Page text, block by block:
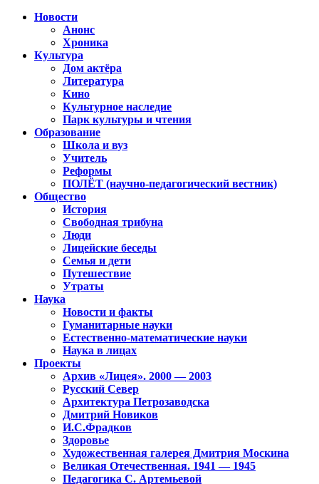
Новости
Анонс
Хроника
Культура
Дом актёра
Литература
Кино
Культурное наследие
Парк культуры и чтения
Образование
Школа и вуз
Учитель
Реформы
ПОЛЁТ (научно-педагогический вестник)
Общество
История
Свободная трибуна
Люди
Лицейские беседы
Семья и дети
Путешествие
Утраты
Наука
Новости и факты
Гуманитарные науки
Естественно-математические науки
Наука в лицах
Проекты
Архив «Лицея». 2000 — 2003
Русский Север
Архитектура Петрозаводска
Дмитрий Новиков
И.С.Фрадков
Здоровье
Художественная галерея Дмитрия Москина
Великая Отечественная. 1941 — 1945
Педагогика С. Артемьевой